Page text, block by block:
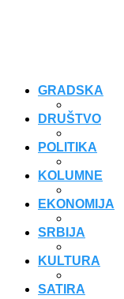
GRADSKA
DRUŠTVO
POLITIKA
KOLUMNE
EKONOMIJA
SRBIJA
KULTURA
SATIRA